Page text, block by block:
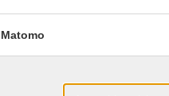
Matomo